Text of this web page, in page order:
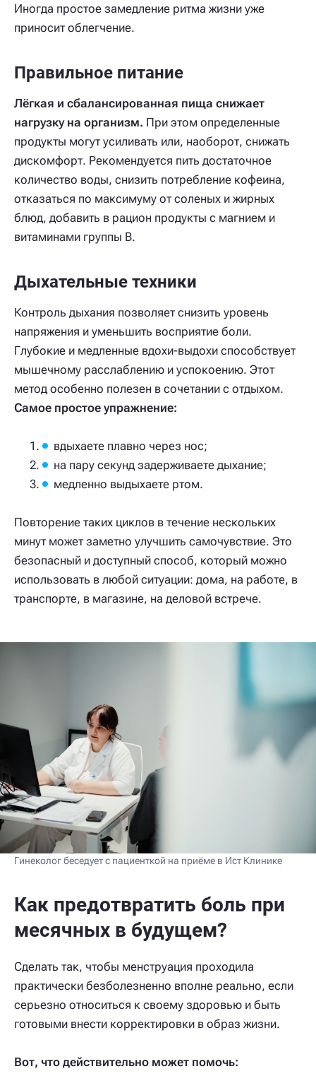
Иногда простое замедление ритма жизни уже
приносит облегчение.
Правильное питание
Лёгкая и сбалансированная пища снижает
нагрузку на организм. При этом определенные
продукты могут усиливать или, наоборот, снижать
дискомфорт. Рекомендуется пить достаточное
количество воды, снизить потребление кофеина,
отказаться по максимуму от соленых и жирных
блюд, добавить в рацион продукты с магнием и
витаминами группы B.
Дыхательные техники
Контроль дыхания позволяет снизить уровень
напряжения и уменьшить восприятие боли.
Глубокие и медленные вдохи-выдохи способствует
мышечному расслаблению и успокоению. Этот
метод особенно полезен в сочетании с отдыхом.
Самое простое упражнение:
вдыхаете плавно через нос;
на пару секунд задерживаете дыхание;
медленно выдыхаете ртом.
Повторение таких циклов в течение нескольких
минут может заметно улучшить самочувствие. Это
безопасный и доступный способ, который можно
использовать в любой ситуации: дома, на работе, в
транспорте, в магазине, на деловой встрече.
Гинеколог беседует с пациенткой на приёме в Ист Клинике
Как предотвратить боль при
месячных в будущем?
Сделать так, чтобы менструация проходила
практически безболезненно вполне реально, если
серьезно относиться к своему здоровью и быть
готовыми внести корректировки в образ жизни.
Вот, что действительно может помочь: